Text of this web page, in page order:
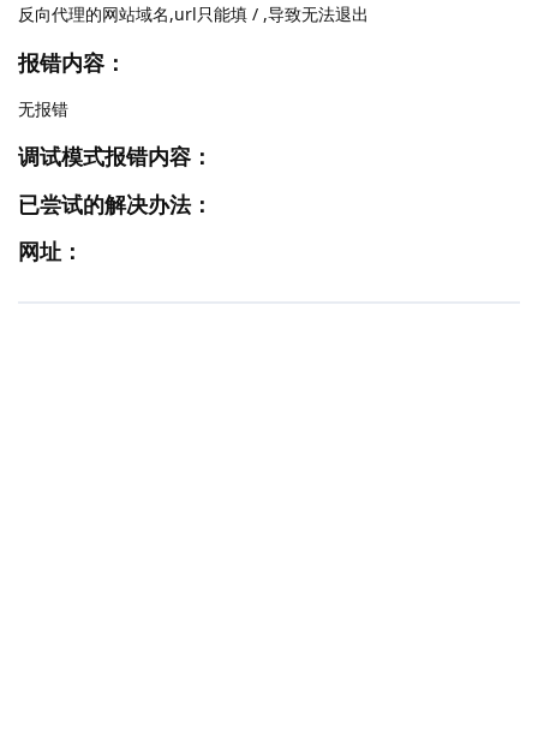
反向代理的网站域名,url只能填 / ,导致无法退出
报错内容：
无报错
调试模式报错内容：
已尝试的解决办法：
网址：